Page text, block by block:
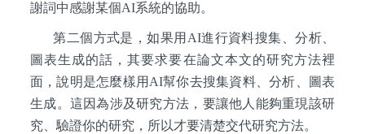
謝詞中感謝某個AI系統的協助。
第二個方式是，如果用AI進行資料搜集、分析、
圖表生成的話，其要求要在論文本文的研究方法裡
面，說明是怎麼樣用AI幫你去搜集資料、分析、圖表
生成。這因為涉及研究方法，要讓他人能夠重現該研
究、驗證你的研究，所以才要清楚交代研究方法。